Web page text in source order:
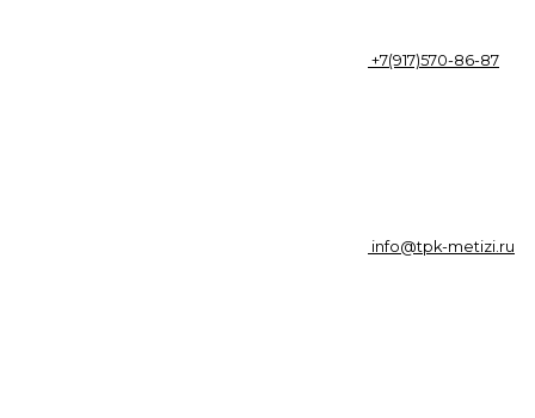
+7(917)570-86-87
info@tpk-metizi.ru